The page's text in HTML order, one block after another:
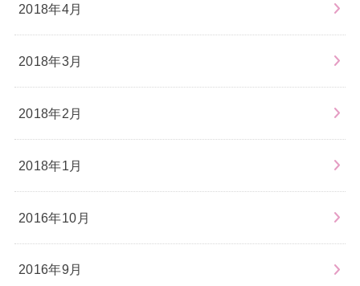
2018年4月
2018年3月
2018年2月
2018年1月
2016年10月
2016年9月